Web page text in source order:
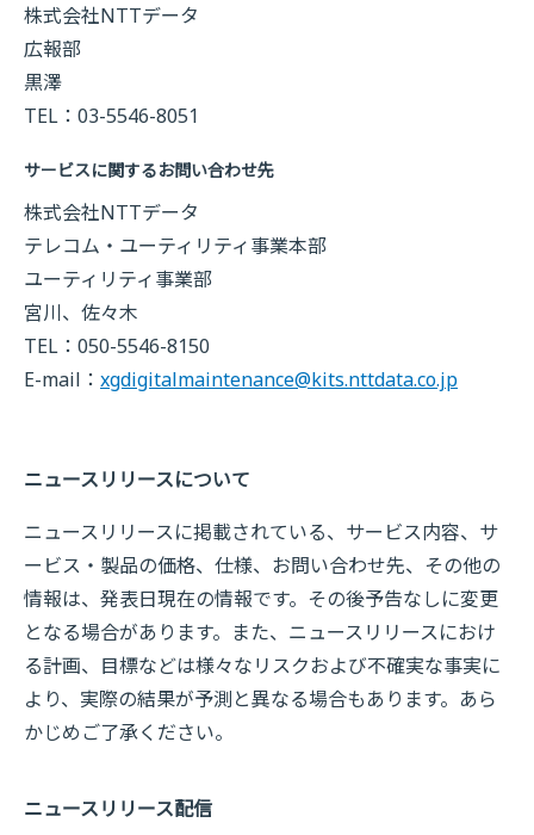
株式会社NTTデータ
広報部
黒澤
TEL：03-5546-8051
サービスに関するお問い合わせ先
株式会社NTTデータ
テレコム・ユーティリティ事業本部
ユーティリティ事業部
宮川、佐々木
TEL：050-5546-8150
E-mail： xgdigitalmaintenance@kits.nttdata.co.jp
ニュースリリースについて
ニュースリリースに掲載されている、サービス内容、サ
ービス・製品の価格、仕様、お問い合わせ先、その他の
情報は、発表日現在の情報です。その後予告なしに変更
となる場合があります。また、ニュースリリースにおけ
る計画、目標などは様々なリスクおよび不確実な事実に
より、実際の結果が予測と異なる場合もあります。あら
かじめご了承ください。
ニュースリリース配信